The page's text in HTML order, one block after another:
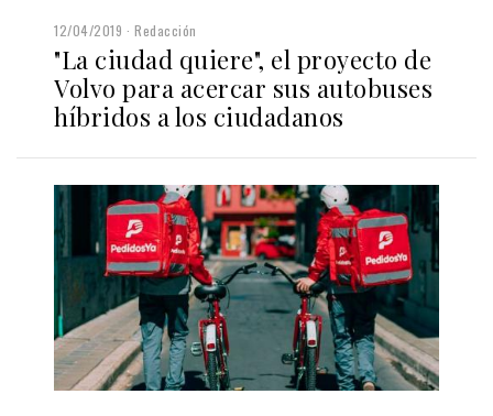
12/04/2019 Redacción
"La ciudad quiere", el proyecto de
Volvo para acercar sus autobuses
híbridos a los ciudadanos